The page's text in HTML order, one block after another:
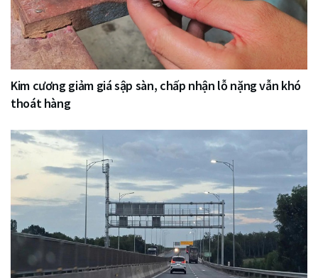
Kim cương giảm giá sập sàn, chấp nhận lỗ nặng vẫn khó
thoát hàng